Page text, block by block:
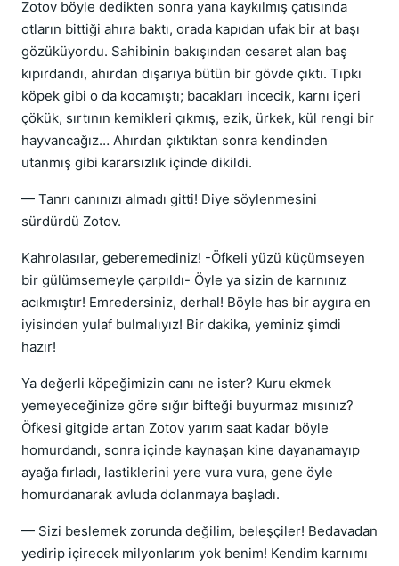
Zotov böyle dedikten sonra yana kaykılmış çatısında
otların bittiği ahıra baktı, orada kapıdan ufak bir at başı
gözüküyordu. Sahibinin bakışından cesaret alan baş
kıpırdandı, ahırdan dışarıya bütün bir gövde çıktı. Tıpkı
köpek gibi o da kocamıştı; bacakları incecik, karnı içeri
çökük, sırtının kemikleri çıkmış, ezik, ürkek, kül rengi bir
hayvancağız… Ahırdan çıktıktan sonra kendinden
utanmış gibi kararsızlık içinde dikildi.
— Tanrı canınızı almadı gitti! Diye söylenmesini
sürdürdü Zotov.
Kahrolasılar, geberemediniz! -Öfkeli yüzü küçümseyen
bir gülümsemeyle çarpıldı- Öyle ya sizin de karnınız
acıkmıştır! Emredersiniz, derhal! Böyle has bir aygıra en
iyisinden yulaf bulmalıyız! Bir dakika, yeminiz şimdi
hazır!
Ya değerli köpeğimizin canı ne ister? Kuru ekmek
yemeyeceğinize göre sığır bifteği buyurmaz mısınız?
Öfkesi gitgide artan Zotov yarım saat kadar böyle
homurdandı, sonra içinde kaynaşan kine dayanamayıp
ayağa fırladı, lastiklerini yere vura vura, gene öyle
homurdanarak avluda dolanmaya başladı.
— Sizi beslemek zorunda değilim, beleşçiler! Bedavadan
yedirip içirecek milyonlarım yok benim! Kendim karnımı